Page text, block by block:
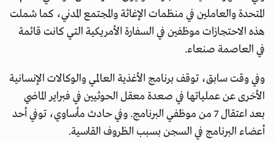
المتحدة والعاملين في منظمات الإغاثة والمجتمع المدني، كما شملت
هذه الاحتجازات موظفين في السفارة الأمريكية التي كانت قائمة
في العاصمة صنعاء.
وفي وقت سابق، توقف برنامج الأغذية العالمي والوكالات الإنسانية
الأخرى عن عملياتها في صعدة معقل الحوثيين في فبراير الماضي
بعد اعتقال 7 من موظفي البرنامج. وفي حادث مأساوي، توفي أحد
أعضاء البرنامج في السجن بسبب الظروف القاسية.